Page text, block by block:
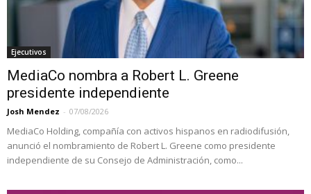
Ejecutivos
MediaCo nombra a Robert L. Greene
presidente independiente
Josh Mendez - 07/08/2026
MediaCo Holding, compañía con activos hispanos en radiodifusión,
anunció el nombramiento de Robert L. Greene como presidente
independiente de su Consejo de Administración, como...